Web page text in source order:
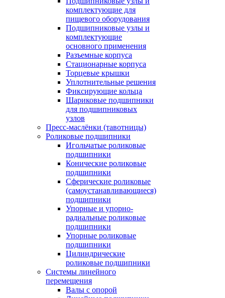
комплектующие для
пищевого оборудования
Подшипниковые узлы и
комплектующие
основного применения
Разъемные корпуса
Стационарные корпуса
Торцевые крышки
Уплотнительные решения
Фиксирующие кольца
Шариковые подшипники
для подшипниковых
узлов
Пресс-маслёнки (тавотницы)
Роликовые подшипники
Игольчатые роликовые
подшипники
Конические роликовые
подшипники
Сферические роликовые
(самоустанавливающиеся)
подшипники
Упорные и упорно-
радиальные роликовые
подшипники
Упорные роликовые
подшипники
Цилиндрические
роликовые подшипники
Системы линейного
перемещения
Валы с опорой